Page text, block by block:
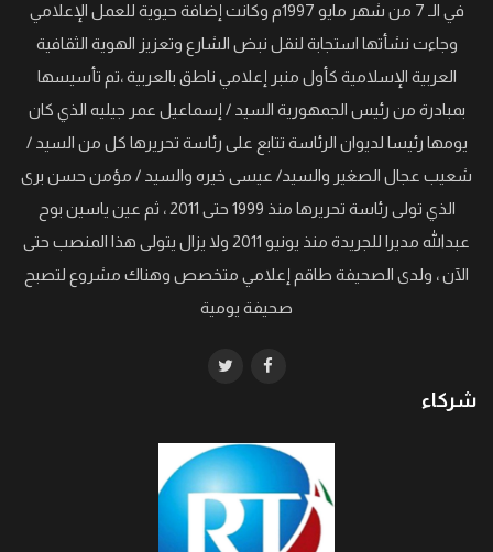
في الـ 7 من شهر مايو 1997م وكانت إضافة حيوية للعمل الإعلامي
وجاءت نشأتها استجابة لنقل نبض الشارع وتعزيز الهوية الثقافية
العربية الإسلامية كأول منبر إعلامي ناطق بالعربية ،تم تأسيسها
بمبادرة من رئيس الجمهورية السيد / إسماعيل عمر جيليه الذي كان
يومها رئيسا لديوان الرئاسة تتابع على رئاسة تحريرها كل من السيد /
شعيب عجال الصغير والسيد/ عيسى خيره والسيد / مؤمن حسن برى
الذي تولى رئاسة تحريرها منذ 1999 حتى 2011 ، ثم عين ياسين بوح
عبدالله مديرا للجريدة منذ يونيو 2011 ولا يزال يتولى هذا المنصب حتى
الآن ، ولدى الصحيفة طاقم إعلامي متخصص وهناك مشروع لتصبح
صحيفة يومية
شركاء